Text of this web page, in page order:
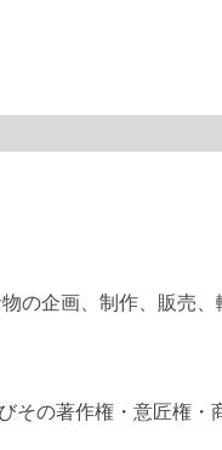
の企画、制作、販売、
の著作権・意匠権・